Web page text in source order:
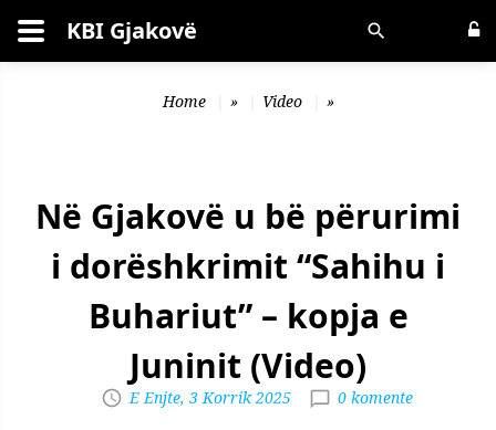
Kërko KBI Gjakovë
Home » Video »
Në Gjakovë u bë përurimi
i dorëshkrimit “Sahihu i
Buhariut” – kopja e
Juninit (Video)
E Enjte, 3 Korrik 2025 0 komente